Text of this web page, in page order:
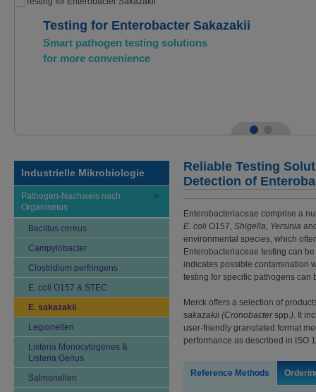
Testing for Enterobacter Sakazakii
Smart pathogen testing solutions
for more convenience
Industrielle Mikrobiologie
Pathogen-Nachweis nach
Organismus
Bacillus cereus
Campylobacter
Clostridium perfringens
E. coli O157 & STEC
E. sakazakii
Legionellen
Listeria Monocytogenes &
Listeria Genus
Salmonellen
Reliable Testing
Detection of
Enterobacteriaceae comprise a
E. coli O157, Shigella, Yersinia
environmental species, which
Enterobacteriaceae testing can
indicates possible contamination
testing for specific pathogens can
Merck offers a selection of
sakazakii (Cronobacterspp.). It
user-friendly granulated format
performance as described in ISO
Reference Methods